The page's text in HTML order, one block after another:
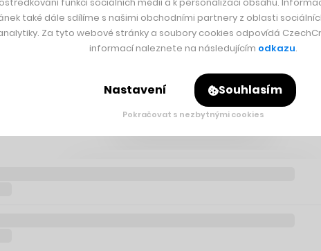
ČTK.
s Českým olympijským výborem společnost CPI Property
na rozhodnutí Mezinárodního olympijského výboru
také dále sdílíme s našimi obchodními partnery z oblasti
Za tyto webové stránky a soubory cookies odpovídá
informací naleznete na následujícím odkazu.
Nastavení Souhlasím
Pokračovat s nezbytnými cookies